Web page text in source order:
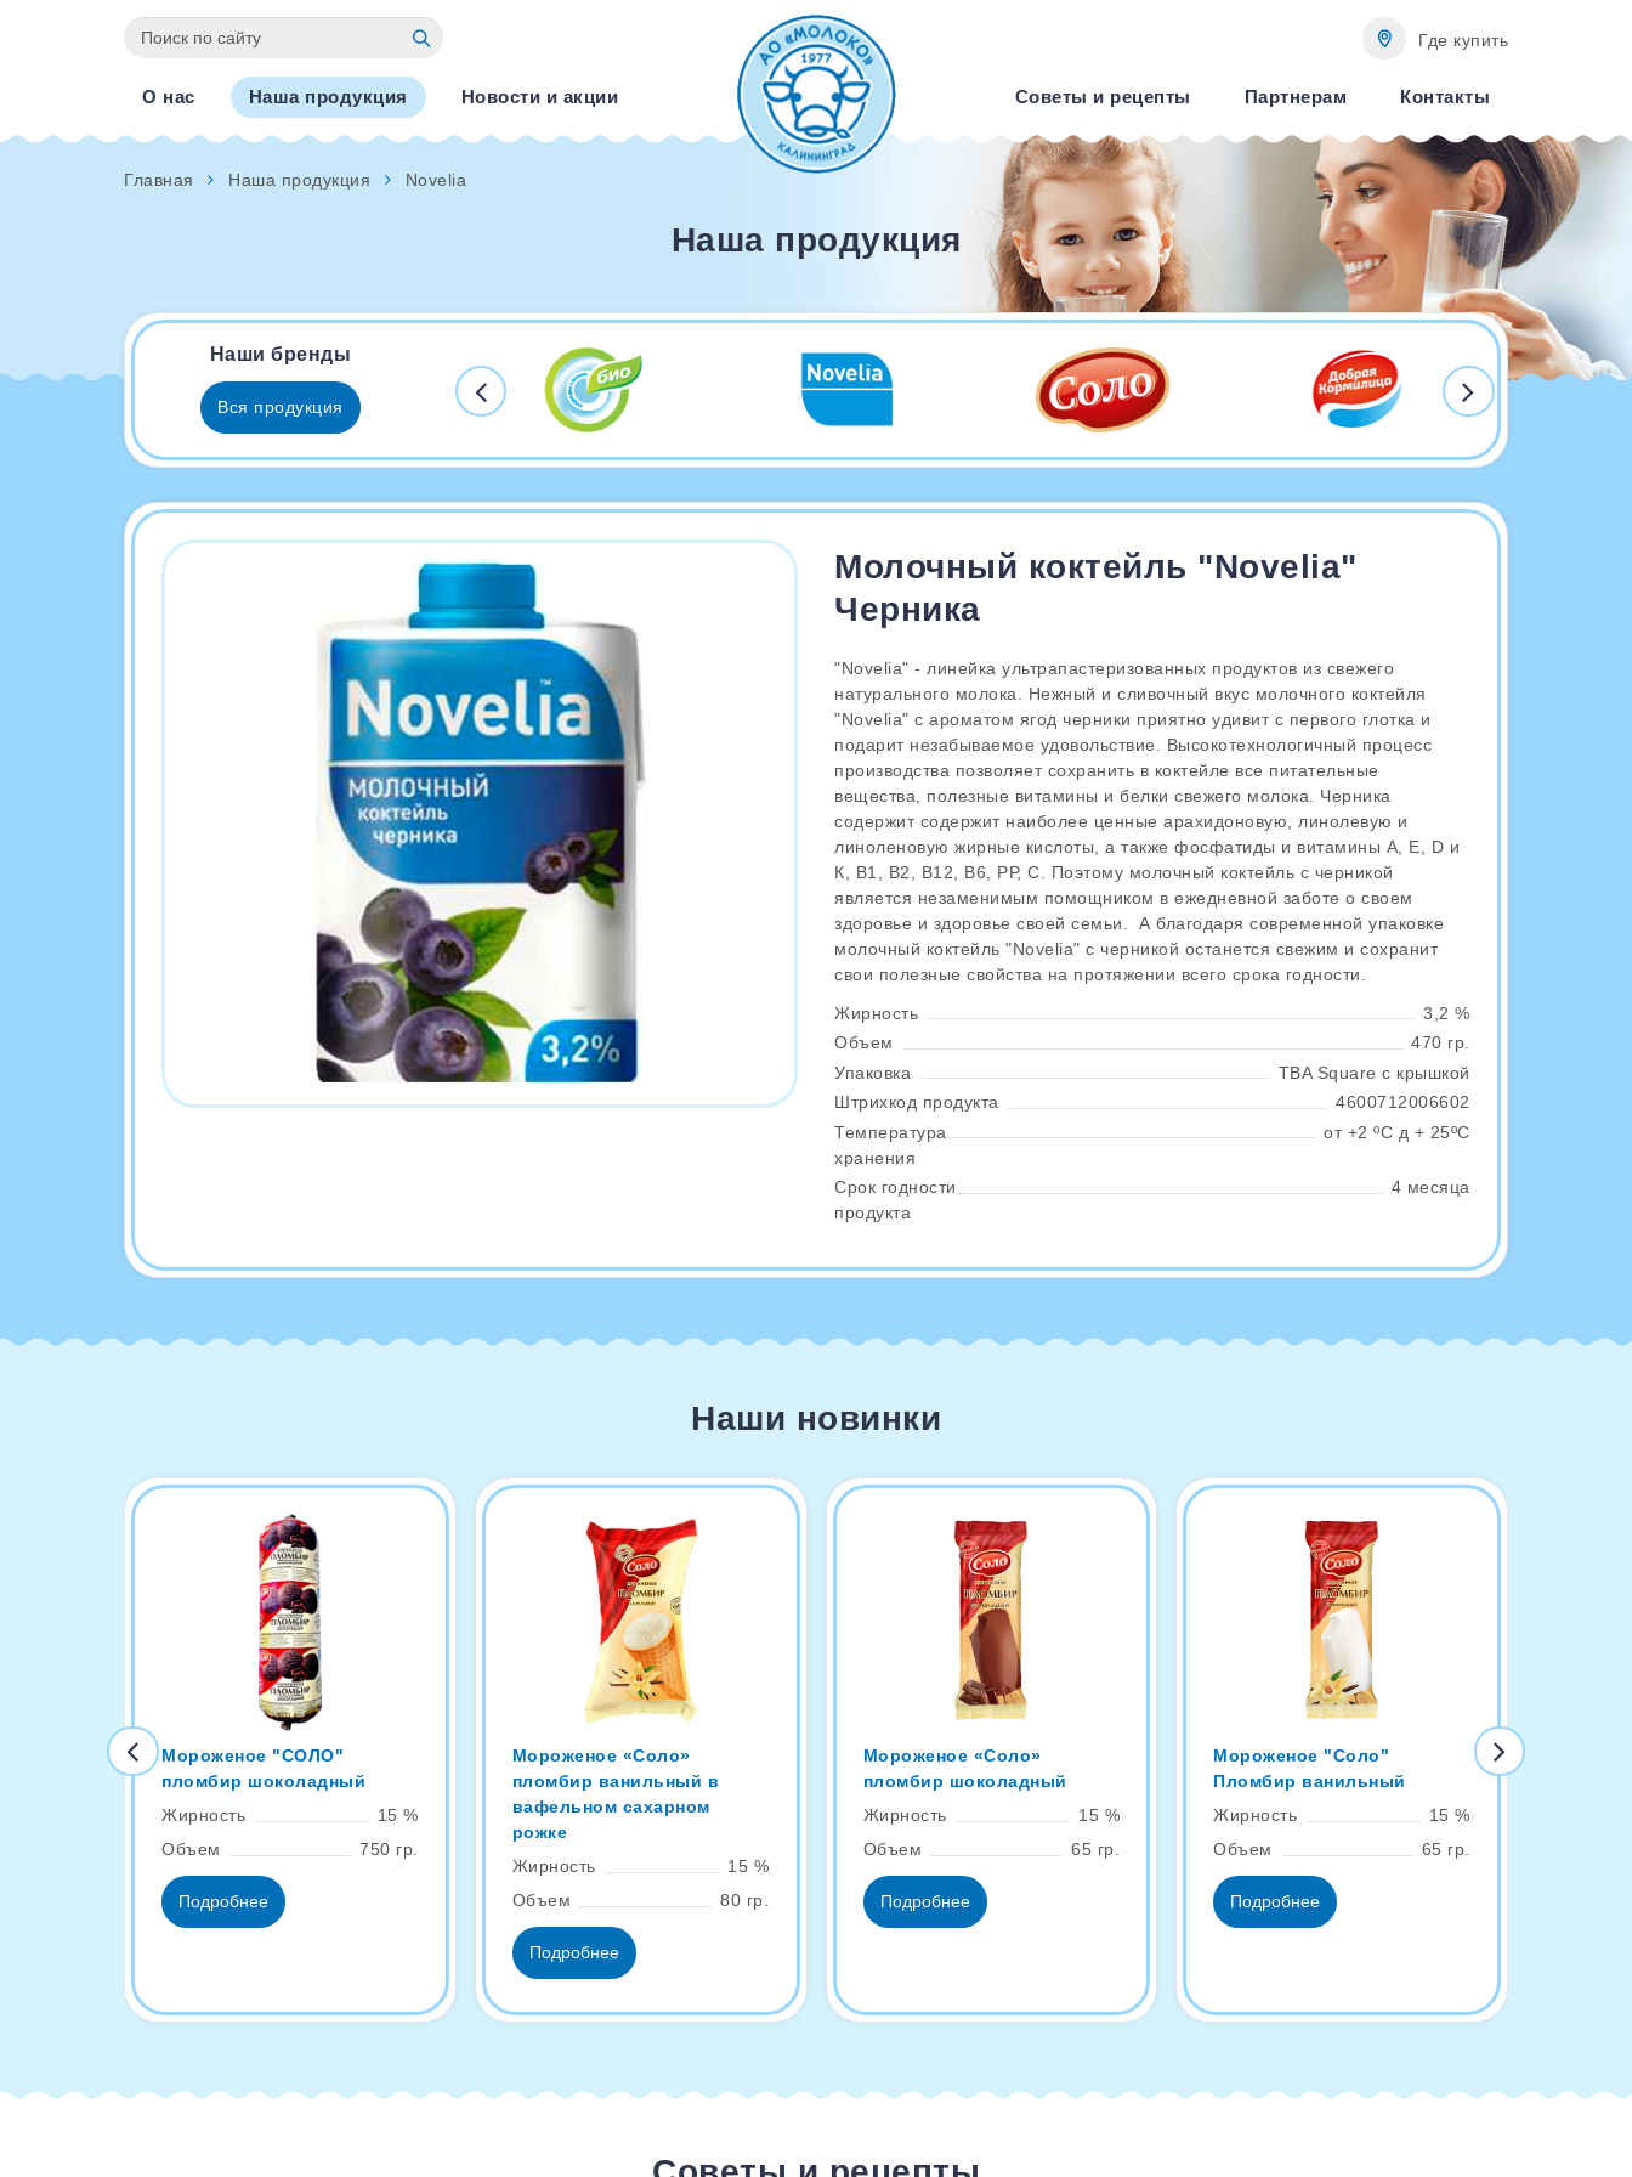
Где купить
О нас Наша продукция Новости и акции Контакты
Партнерам
Советы и рецепты
Главная Наша продукция Novelia
Наша продукция
Наши бренды
Вся продукция
Молочный коктейль "Novelia"
Черника
"Novelia" - линейка ультрапастеризованных продуктов из свежего
натурального молока. Нежный и сливочный вкус молочного коктейля
"Novelia" с ароматом ягод черники приятно удивит с первого глотка и
подарит незабываемое удовольствие. Высокотехнологичный процесс
производства позволяет сохранить в коктейле все питательные
вещества, полезные витамины и белки свежего молока. Черника
содержит содержит наиболее ценные арахидоновую, линолевую и
линоленовую жирные кислоты, а также фосфатиды и витамины А, Е, D и
К, В1, В2, В12, В6, РР, С. Поэтому молочный коктейль с черникой
является незаменимым помощником в ежедневной заботе о своем
здоровье и здоровье своей семьи. А благодаря современной упаковке
молочный коктейль "Novelia" с черникой останется свежим и сохранит
свои полезные свойства на протяжении всего срока годности.
Жирность
3,2 %
Объем
470 гр.
Упаковка
TBA Square с крышкой
Штрихкод продукта
4600712006602
Температура
хранения
от +2 ºС д + 25ºС
Срок годности
продукта
4 месяца
Наши новинки
Мороженое "СОЛО"
пломбир шоколадный
Жирность
15 %
Объем
750 гр.
Подробнее
Мороженое «Соло»
пломбир ванильный в
вафельном сахарном
рожке
Жирность
15 %
Объем
80 гр.
Подробнее
Мороженое «Соло»
пломбир шоколадный
Жирность
15 %
Объем
65 гр.
Подробнее
Мороженое "Соло"
Пломбир ванильный
Жирность
15 %
Объем
65 гр.
Подробнее